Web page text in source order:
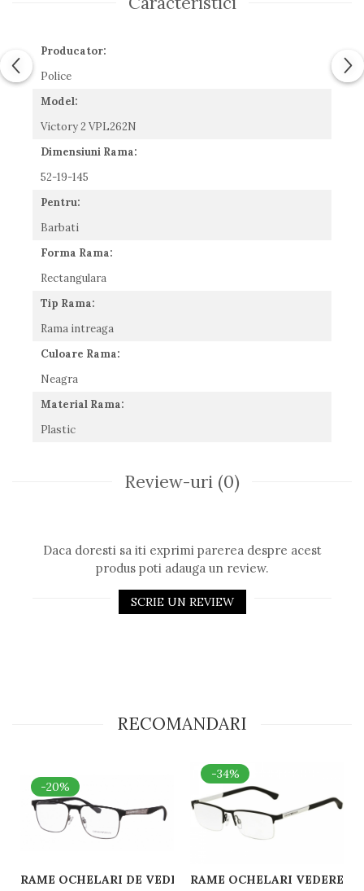
Slastik
Stepper Titan
Sunfire
Titanflex
TOUS
Versace
Producator:
Police
Model:
Victory 2 VPL262N
Dimensiuni Rama:
52-19-145
Pentru:
Barbati
Forma Rama:
Rectangulara
Tip Rama:
Rama intreaga
Culoare Rama:
Neagra
Material Rama:
Plastic
Review-uri (0)
Daca doresti sa iti exprimi parerea despre acest
produs poti adauga un review.
SCRIE UN REVIEW
RECOMANDARI
-20%
RAME OCHELARI DE VEDERE EMPORIO ARMANI EA1061
-34%
RAME OCHELARI VEDERE